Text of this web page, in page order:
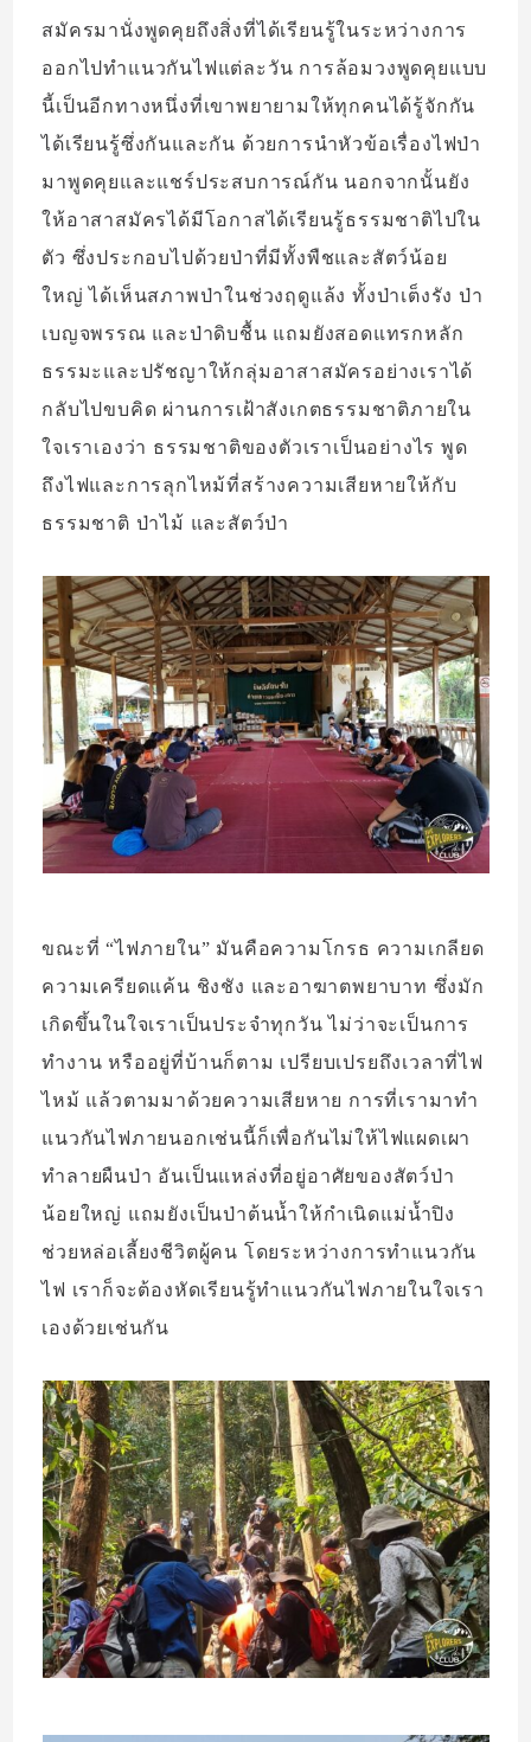
สมัครมานั่งพูดคุยถึงสิ่งที่ได้เรียนรู้ในระหว่างการ
ออกไปทำแนวกันไฟแต่ละวัน การล้อมวงพูดคุยแบบ
นี้เป็นอีกทางหนึ่งที่เขาพยายามให้ทุกคนได้รู้จักกัน
ได้เรียนรู้ซึ่งกันและกัน ด้วยการนำหัวข้อเรื่องไฟป่า
มาพูดคุยและแชร์ประสบการณ์กัน นอกจากนั้นยัง
ให้อาสาสมัครได้มีโอกาสได้เรียนรู้ธรรมชาติไปใน
ตัว ซึ่งประกอบไปด้วยป่าที่มีทั้งพืชและสัตว์น้อย
ใหญ่ ได้เห็นสภาพป่าในช่วงฤดูแล้ง ทั้งป่าเต็งรัง ป่า
เบญจพรรณ และป่าดิบชื้น แถมยังสอดแทรกหลัก
ธรรมะและปรัชญาให้กลุ่มอาสาสมัครอย่างเราได้
กลับไปขบคิด ผ่านการเฝ้าสังเกตธรรมชาติภายใน
ใจเราเองว่า ธรรมชาติของตัวเราเป็นอย่างไร พูด
ถึงไฟและการลุกไหม้ที่สร้างความเสียหายให้กับ
ธรรมชาติ ป่าไม้ และสัตว์ป่า
ขณะที่ “ไฟภายใน” มันคือความโกรธ ความเกลียด
ความเครียดแค้น ชิงชัง และอาฆาตพยาบาท ซึ่งมัก
เกิดขึ้นในใจเราเป็นประจำทุกวัน ไม่ว่าจะเป็นการ
ทำงาน หรืออยู่ที่บ้านก็ตาม เปรียบเปรยถึงเวลาที่ไฟ
ไหม้ แล้วตามมาด้วยความเสียหาย การที่เรามาทำ
แนวกันไฟภายนอกเช่นนี้ก็เพื่อกันไม่ให้ไฟแผดเผา
ทำลายผืนป่า อันเป็นแหล่งที่อยู่อาศัยของสัตว์ป่า
น้อยใหญ่ แถมยังเป็นป่าต้นน้ำให้กำเนิดแม่น้ำปิง
ช่วยหล่อเลี้ยงชีวิตผู้คน โดยระหว่างการทำแนวกัน
ไฟ เราก็จะต้องหัดเรียนรู้ทำแนวกันไฟภายในใจเรา
เองด้วยเช่นกัน